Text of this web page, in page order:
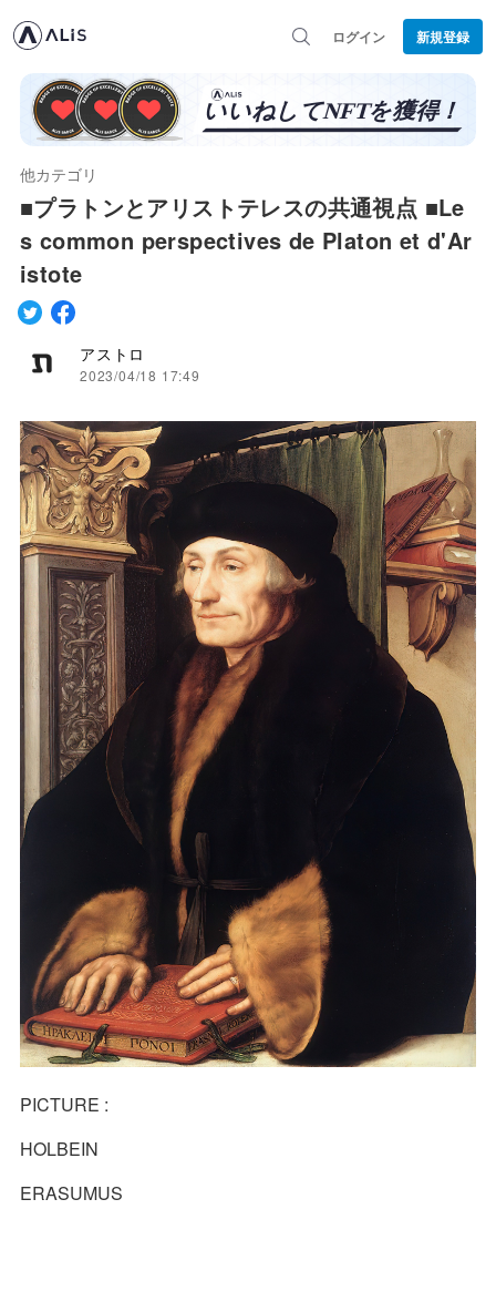
ログイン 新規登録
他カテゴリ
■プラトンとアリストテレスの共通視点 ■Le
s common perspectives de Platon et d'Ar
istote
アストロ
2023/04/18 17:49
PICTURE :
HOLBEIN
ERASUMUS